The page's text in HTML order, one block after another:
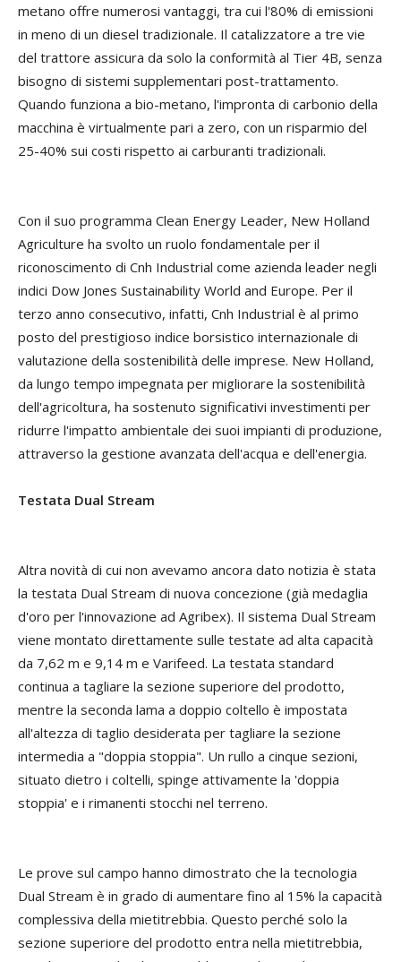
metano offre numerosi vantaggi, tra cui l'80% di emissioni
in meno di un diesel tradizionale. Il catalizzatore a tre vie
del trattore assicura da solo la conformità al Tier 4B, senza
bisogno di sistemi supplementari post-trattamento.
Quando funziona a bio-metano, l'impronta di carbonio della
macchina è virtualmente pari a zero, con un risparmio del
25-40% sui costi rispetto ai carburanti tradizionali.
Con il suo programma Clean Energy Leader, New Holland
Agriculture ha svolto un ruolo fondamentale per il
riconoscimento di Cnh Industrial come azienda leader negli
indici Dow Jones Sustainability World and Europe. Per il
terzo anno consecutivo, infatti, Cnh Industrial è al primo
posto del prestigioso indice borsistico internazionale di
valutazione della sostenibilità delle imprese. New Holland,
da lungo tempo impegnata per migliorare la sostenibilità
dell'agricoltura, ha sostenuto significativi investimenti per
ridurre l'impatto ambientale dei suoi impianti di produzione,
attraverso la gestione avanzata dell'acqua e dell'energia.
Testata Dual Stream
Altra novità di cui non avevamo ancora dato notizia è stata
la testata Dual Stream di nuova concezione (già medaglia
d'oro per l'innovazione ad Agribex). Il sistema Dual Stream
viene montato direttamente sulle testate ad alta capacità
da 7,62 m e 9,14 m e Varifeed. La testata standard
continua a tagliare la sezione superiore del prodotto,
mentre la seconda lama a doppio coltello è impostata
all'altezza di taglio desiderata per tagliare la sezione
intermedia a "doppia stoppia". Un rullo a cinque sezioni,
situato dietro i coltelli, spinge attivamente la 'doppia
stoppia' e i rimanenti stocchi nel terreno.
Le prove sul campo hanno dimostrato che la tecnologia
Dual Stream è in grado di aumentare fino al 15% la capacità
complessiva della mietitrebbia. Questo perché solo la
sezione superiore del prodotto entra nella mietitrebbia,